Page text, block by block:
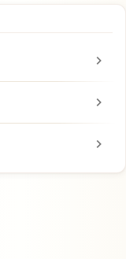
chevron_right
chevron_right
chevron_right